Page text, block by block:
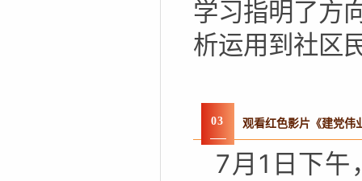
学习指明了方
析运用到社区
03 观看红色影片《建党伟
7月1日下午